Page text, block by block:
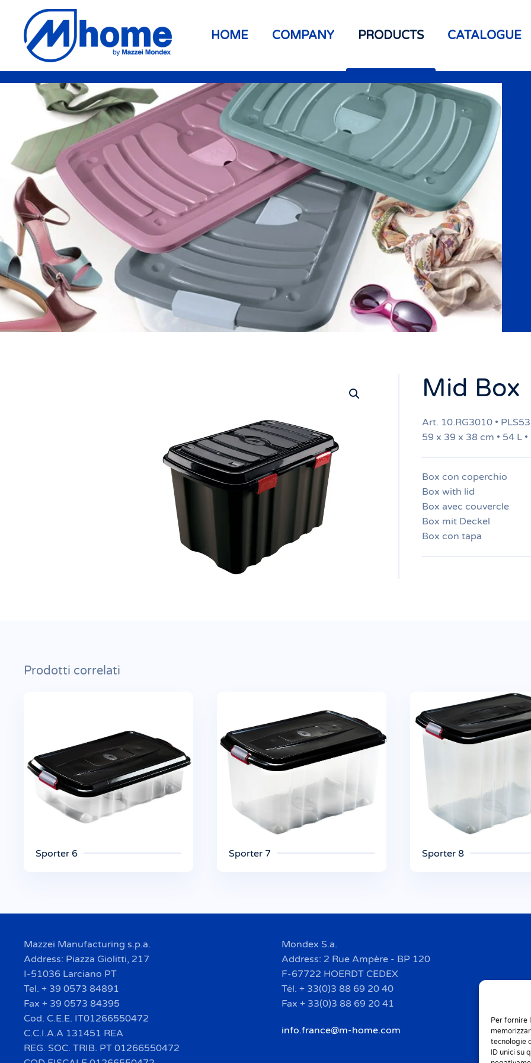
Per fornire
tecnologie
ID unici su
Skip to main content HOME COMPANY PRODUCTS CATALOGUE
Mid Box
Art. 10.RG3010 •
59 x 39 x 38 cm • 54 L •
Box con coperchio
Box with lid
Box avec couvercle
Box mit Deckel
Box con tapa
Prodotti correlati
Sporter 6 Sporter 7 Sporter 8
Mazzei Manufacturing s.p.a.
Address: Piazza Giolitti, 217
I-51036 Larciano PT
Tel. + 39 0573 84891
Fax + 39 0573 84395
Cod. C.E.E. IT01266550472
C.C.I.A.A 131451 REA
REG. SOC. TRIB. PT 01266550472
Mondex S.a.
Address: 2 Rue Ampère - BP 120
F-67722 HOERDT CEDEX
Tél. + 33(0)3 88 69 20 40
Fax + 33(0)3 88 69 20 41
info.france@m-home.com